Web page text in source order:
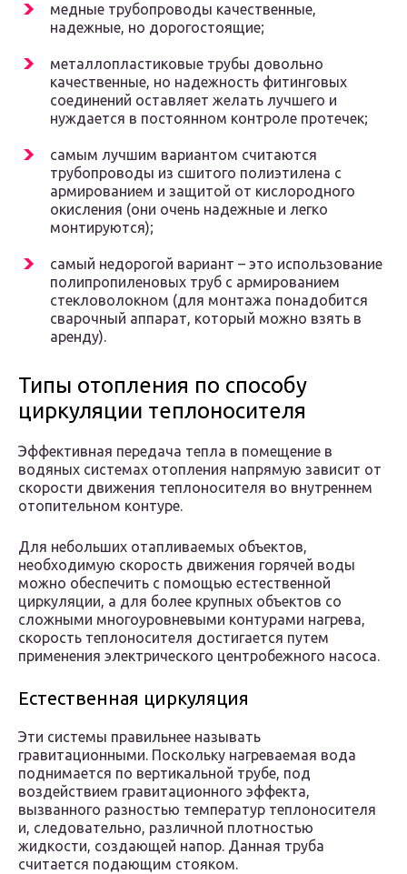
медные трубопроводы качественные,
надежные, но дорогостоящие;
металлопластиковые трубы довольно
качественные, но надежность фитинговых
соединений оставляет желать лучшего и
нуждается в постоянном контроле протечек;
самым лучшим вариантом считаются
трубопроводы из сшитого полиэтилена с
армированием и защитой от кислородного
окисления (они очень надежные и легко
монтируются);
самый недорогой вариант – это использование
полипропиленовых труб с армированием
стекловолокном (для монтажа понадобится
сварочный аппарат, который можно взять в
аренду).
Типы отопления по способу
циркуляции теплоносителя
Эффективная передача тепла в помещение в
водяных системах отопления напрямую зависит от
скорости движения теплоносителя во внутреннем
отопительном контуре.
Для небольших отапливаемых объектов,
необходимую скорость движения горячей воды
можно обеспечить с помощью естественной
циркуляции, а для более крупных объектов со
сложными многоуровневыми контурами нагрева,
скорость теплоносителя достигается путем
применения электрического центробежного насоса.
Естественная циркуляция
Эти системы правильнее называть
гравитационными. Поскольку нагреваемая вода
поднимается по вертикальной трубе, под
воздействием гравитационного эффекта,
вызванного разностью температур теплоносителя
и, следовательно, различной плотностью
жидкости, создающей напор. Данная труба
считается подающим стояком.